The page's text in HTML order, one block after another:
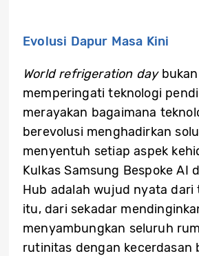
Evolusi Dapur Masa Kini
World refrigeration daybukan
memperingati teknologi
merayakan bagaimana
berevolusi menghadirkan
menyentuh setiap aspek
Kulkas Samsung Bespoke AI
Hub adalah wujud nyata dari
itu, dari sekadar
menyambungkan seluruh
rutinitas dengan kecerdasan